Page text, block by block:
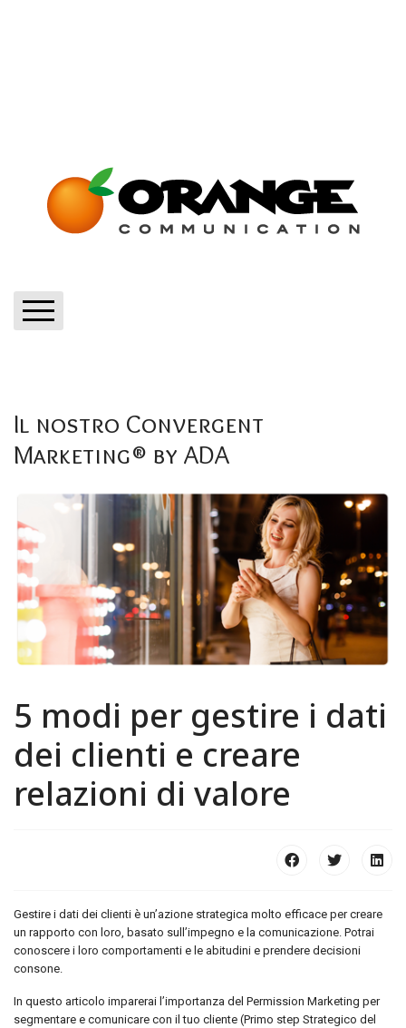
Servizi
Il nostro Convergent
Marketing® by ADA
5 modi per gestire i dati
dei clienti e creare
relazioni di valore
Gestire i dati dei clienti è un’azione strategica molto efficace per creare
un rapporto con loro, basato sull’impegno e la comunicazione. Potrai
conoscere i loro comportamenti e le abitudini e prendere decisioni
consone.
In questo articolo imparerai l’importanza del Permission Marketing per
segmentare e comunicare con il tuo cliente (Primo step Strategico del